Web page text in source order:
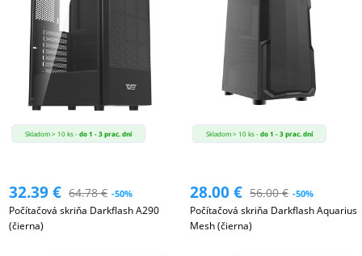
Skladom > 10 ks -do 1 - 3 prac. dní
32.39€ 64.78€ -50%
Počítačová skriňa Darkflash A290
(čierna)
Skladom > 10 ks -do 1 - 3 prac. dní
28.00€ 56.00€ -50%
Počítačová skriňa Darkflash Aquarius
Mesh (čierna)